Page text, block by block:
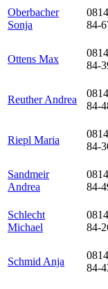
Oberbacher
Sonja
84-
Ottens Max
84-
Reuther Andrea
84-
Riepl Maria
84-
Sandmeir
Andrea
84-
Schlecht
Michael
84-
Schmid Anja
84-